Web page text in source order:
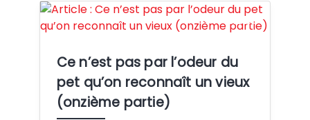
Crédit:
Ce n’est pas par l’odeur du
pet qu’on reconnaît un vieux
(onzième partie)